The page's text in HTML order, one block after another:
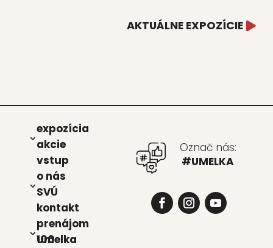
AKTUÁLNE EXPOZÍCIE
expo­zí­cia
akcie
vstup
o nás
SVÚ
kon­takt
pre­ná­jom
Umel­ka 100
Označ nás:
#UMELKA